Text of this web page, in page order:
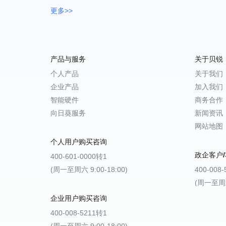
更多>>
产品与服务
个人产品
企业产品
智能硬件
向日葵服务
个人用户购买咨询
400-601-0000转1
(周一至周六 9:00-18:00)
企业用户购买咨询
400-008-5211转1
关于贝锐
关于我们
加入我们
商务合作
新闻资讯
网站地图
政企客户
400-008-
(周一至